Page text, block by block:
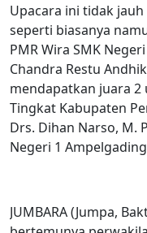
Upacara ini tidak
seperti biasanya
PMR Wira SMK
Chandra Restu
mendapatkan juara 2
Tingkat Kabupaten
Drs. Dihan Narso, M.
Negeri 1
JUMBARA (Jumpa,